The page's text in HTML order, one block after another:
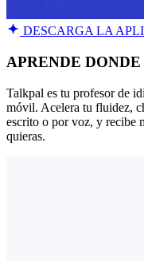
DESCARGA LA
APRENDE
Talkpal es tu profesor de
móvil. Acelera tu fluidez,
escrito o por voz, y recibe
quieras.